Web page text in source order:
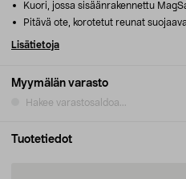
Myymälän varasto
Hakee varastosaldoa...
Kuori, jossa sisäänrakennettu
Pitävä ote, korotetut reunat
Lisätietoja
Tuotetiedot